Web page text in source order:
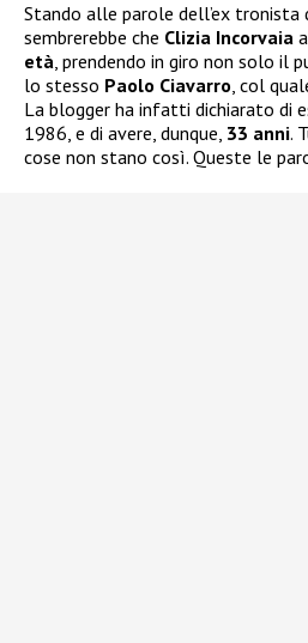
Stando alle parole dell’ex tronista
sembrerebbe che Clizia Incorvaia
età, prendendo in giro non solo il
lo stesso Paolo Ciavarro, col
La blogger ha infatti dichiarato di
1986, e di avere, dunque, 33 anni.
cose non stano così. Queste le